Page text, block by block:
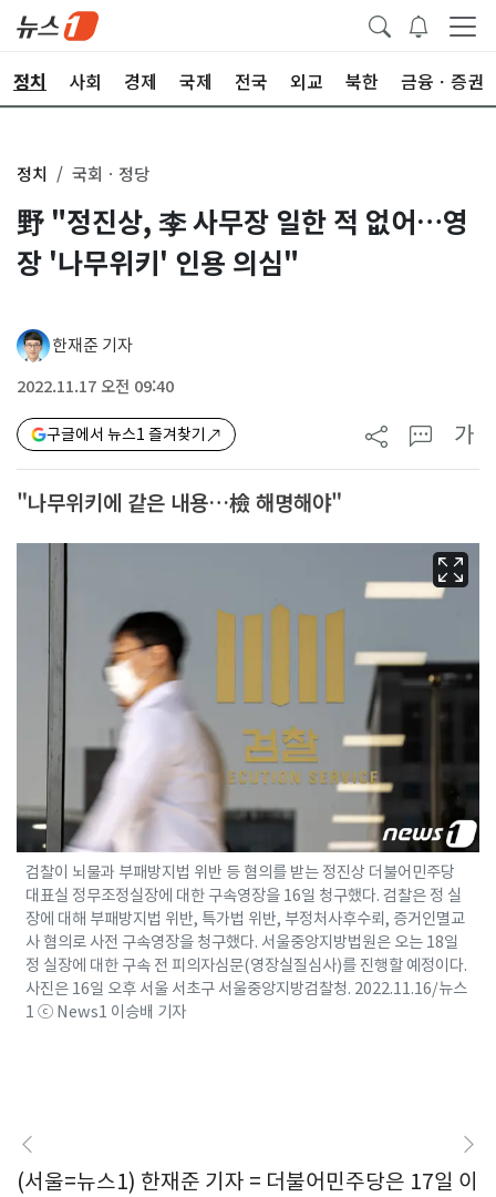
정치 사회 경제 국제 전국 외교 북한 금융ㆍ증권
정치 국회ㆍ정당
野 "정진상, 李 사무장 일한 적 없어…영
장 '나무위키' 인용 의심"
한재준 기자
2022.11.17 오전 09:40
구글에서 뉴스1 즐겨찾기 가
"나무위키에 같은 내용…檢 해명해야"
검찰이 뇌물과 부패방지법 위반 등 혐의를 받는 정진상 더불어민주당
대표실 정무조정실장에 대한 구속영장을 16일 청구했다. 검찰은 정 실
장에 대해 부패방지법 위반, 특가법 위반, 부정처사후수뢰, 증거인멸교
사 혐의로 사전 구속영장을 청구했다. 서울중앙지방법원은 오는 18일
정 실장에 대한 구속 전 피의자심문(영장실질심사)를 진행할 예정이다.
사진은 16일 오후 서울 서초구 서울중앙지방검찰청. 2022.11.16/뉴스
1 ⓒ News1 이승배 기자
(서울=뉴스1) 한재준 기자 = 더불어민주당은 17일 이